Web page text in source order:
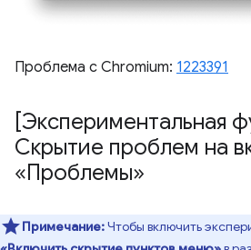
Проблема с Chromium: 1223391
[Экспериментальная
Скрытие проблем на
«Проблемы»
Примечание:Чтобы включить